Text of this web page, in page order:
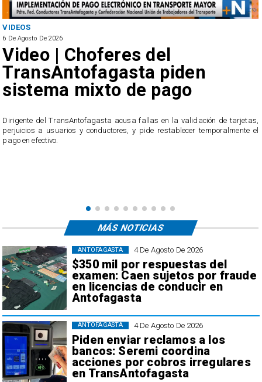
VIDEOS
6 De Agosto De 2026
Video | Choferes del
TransAntofagasta piden
sistema mixto de pago
​Dirigente del TransAntofagasta acusa fallas en la validación de tarjetas,
perjuicios a usuarios y conductores, y pide restablecer temporalmente el
pago en efectivo.
4 De Agosto De 2026
$350 mil por respuestas del
examen: Caen sujetos por fraude
en licencias de conducir en
Antofagasta
ANTOFAGASTA
4 De Agosto De 2026
Piden enviar reclamos a los
bancos: Seremi coordina
acciones por cobros irregulares
en TransAntofagasta
ANTOFAGASTA
MÁS NOTICIAS